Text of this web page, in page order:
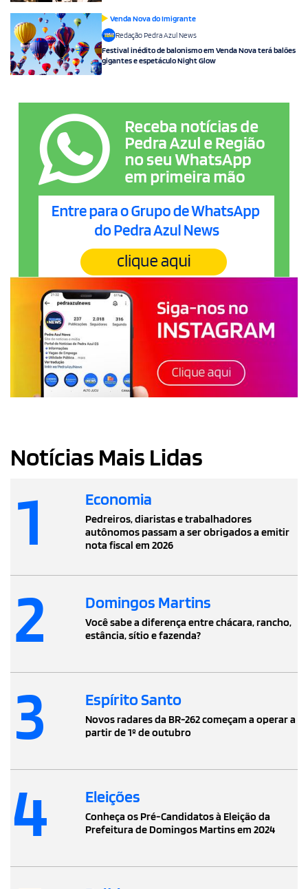
Venda Nova do Imigrante
Redação Pedra Azul News
Festival inédito de balonismo em Venda Nova terá balões
gigantes e espetáculo Night Glow
Notícias Mais Lidas
1 Economia
Pedreiros, diaristas e trabalhadores
autônomos passam a ser obrigados a emitir
nota fiscal em 2026
2 Domingos Martins
Você sabe a diferença entre chácara, rancho,
estância, sítio e fazenda?
3 Espírito Santo
Novos radares da BR-262 começam a operar a
partir de 1º de outubro
4 Eleições
Conheça os Pré-Candidatos à Eleição da
Prefeitura de Domingos Martins em 2024